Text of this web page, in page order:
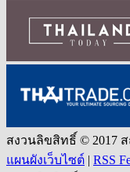
สงวนลิขสิทธิ์ © 2017
แผนผังเว็บไซต์ | RSS